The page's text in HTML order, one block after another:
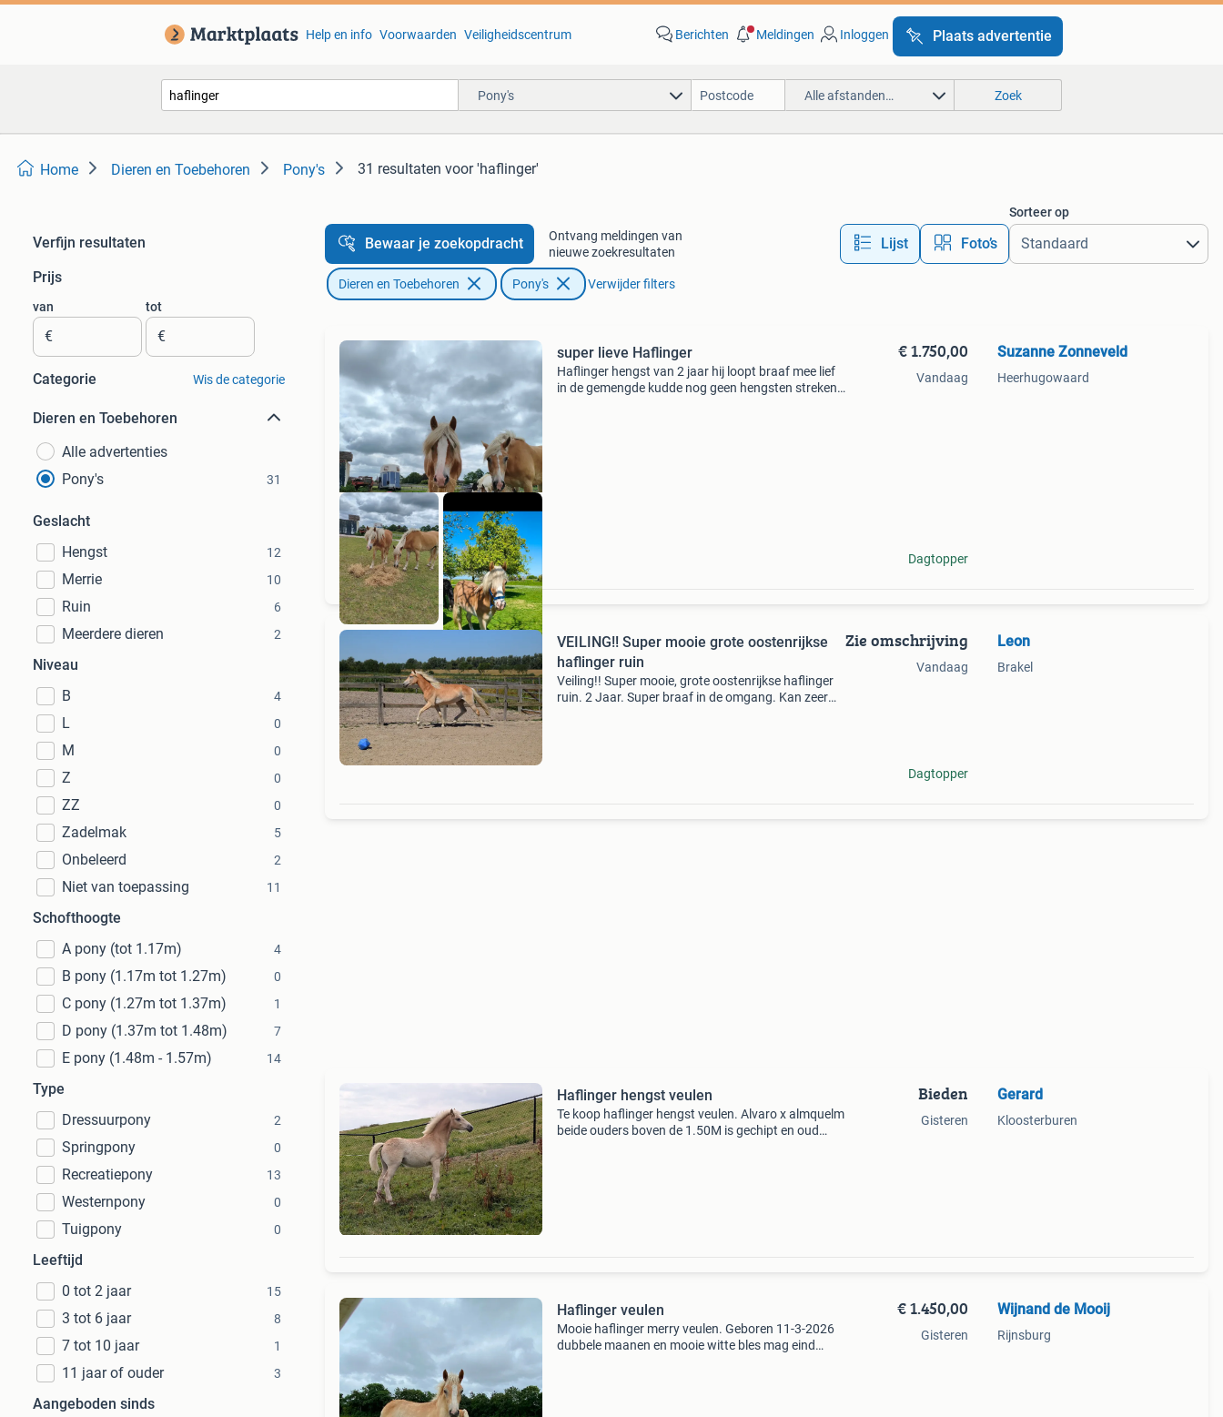
Help en info Voorwaarden Veiligheidscentrum Berichten Meldingen Inloggen Plaats advertentie
Pony's Alle afstanden… Zoek
Home Dieren en Toebehoren Pony's 31 resultaten voor 'haflinger'
Verfijn resultaten
Prijs
van
€
tot
€
Categorie Wis de categorie
Dieren en Toebehoren
Alle advertenties
Pony's
31
Geslacht
Hengst
12
Merrie 10
Ruin 6
Meerdere dieren 2
Niveau
B
4
L 0
M 0
Z 0
ZZ 0
Zadelmak 5
Onbeleerd 2
Niet van toepassing 11
Schofthoogte
A pony (tot 1.17m)
4
B pony (1.17m tot 1.27m) 0
C pony (1.27m tot 1.37m) 1
D pony (1.37m tot 1.48m) 7
E pony (1.48m - 1.57m) 14
Type
Dressuurpony
2
Springpony 0
Recreatiepony 13
Westernpony 0
Tuigpony 0
Leeftijd
0 tot 2 jaar
15
3 tot 6 jaar 8
7 tot 10 jaar 1
11 jaar of ouder 3
Aangeboden sinds
Bewaar je zoekopdracht
Ontvang meldingen van
nieuwe zoekresultaten
Lijst Foto’s
Sorteer op
Dieren en Toebehoren Pony's Verwijder filters
super lieve Haflinger
Haflinger hengst van 2 jaar hij loopt braaf mee lief
in de gemengde kudde nog geen hengsten streken
€ 1.750,00
Vandaag
Dagtopper
Suzanne Zonneveld
Heerhugowaard
VEILING!! Super mooie grote oostenrijkse
haflinger ruin
Veiling!! Super mooie, grote oostenrijkse haflinger
ruin. 2 Jaar. Super braaf in de omgang. Kan zeer
Zie omschrijving
Vandaag
Dagtopper
Leon
Brakel
Haflinger hengst veulen
Te koop haflinger hengst veulen. Alvaro x almquelm
beide ouders boven de 1.50M is gechipt en oud
Bieden
Gisteren
Gerard
Kloosterburen
Haflinger veulen
Mooie haflinger merry veulen. Geboren 11-3-2026
dubbele maanen en mooie witte bles mag eind
€ 1.450,00
Gisteren
Wijnand de Mooij
Rijnsburg